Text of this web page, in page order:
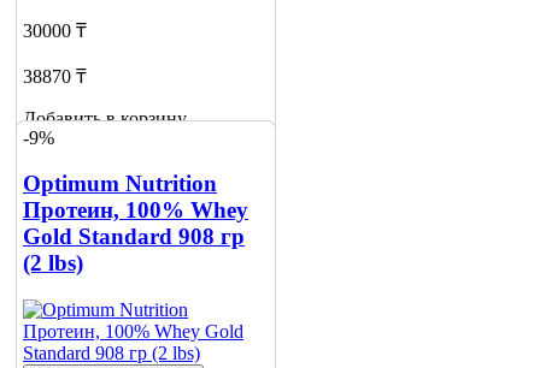
30000 ₸
38870 ₸
Добавить в корзину
14
-9%
Optimum Nutrition
Протеин, 100% Whey
Gold Standard 908 гр
(2 lbs)